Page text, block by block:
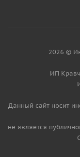
2026 ©
ИП
Данный сайт носит
не является